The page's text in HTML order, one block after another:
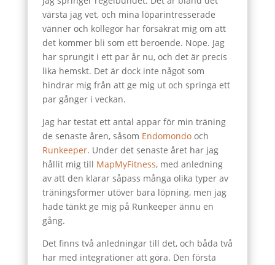
värsta jag vet, och mina löparintresserade
vänner och kollegor har försäkrat mig om att
det kommer bli som ett beroende. Nope. Jag
har sprungit i ett par år nu, och det är precis
lika hemskt. Det är dock inte något som
hindrar mig från att ge mig ut och springa ett
par gånger i veckan.
Jag har testat ett antal appar för min träning
de senaste åren, såsom Endomondooch
Runkeeper. Under det senaste året har jag
hållit mig till MapMyFitness, med anledning
av att den klarar såpass många olika typer av
träningsformer utöver bara löpning, men jag
hade tänkt ge mig på Runkeeper ännu en
gång.
Det finns två anledningar till det, och båda två
har med integrationer att göra. Den första